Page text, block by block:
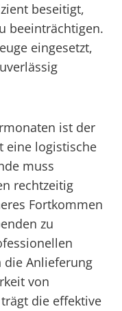
beseitigt,
beeinträchtigen.
eingesetzt,
ist der
eine logistische
muss
rechtzeitig
Fortkommen
zu
die Anlieferung
von
die effektive